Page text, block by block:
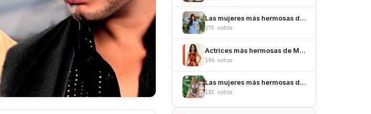
Las mujeres más hermosas de España
275 votos
Actrices más hermosas de México
194 votos
Las mujeres más hermosas de Argentina
181 votos